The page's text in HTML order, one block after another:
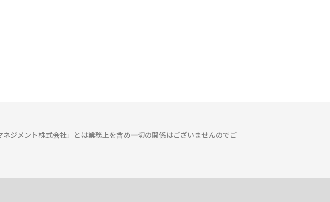
ジメント株式会社」とは業務上を含め一切の関係はございませんのでご